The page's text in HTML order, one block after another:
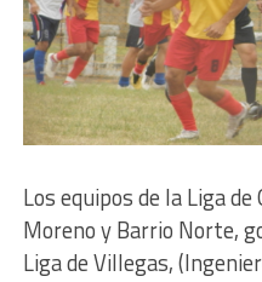
Los equipos de la Liga
Moreno y Barrio Norte,
Liga de Villegas,